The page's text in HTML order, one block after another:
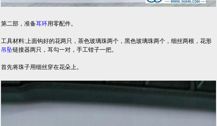
第二部，准备耳环用零配件。
工具材料:上面钩好的花两只，茶色玻璃珠两个，黑色玻璃珠两个，细丝两根，花形
吊坠链接器两只，耳勾一对，手工钳子一把。
首先将珠子用细丝穿在花朵上。